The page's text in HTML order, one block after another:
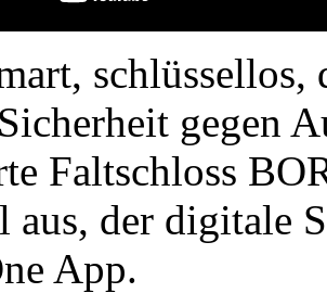
gegen
Faltschloss
aus, der digitale
App.